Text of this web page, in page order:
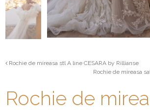
Rochie de mireasa stl A line CESARA by Rillianse
Rochie de mireasa
Rochie de